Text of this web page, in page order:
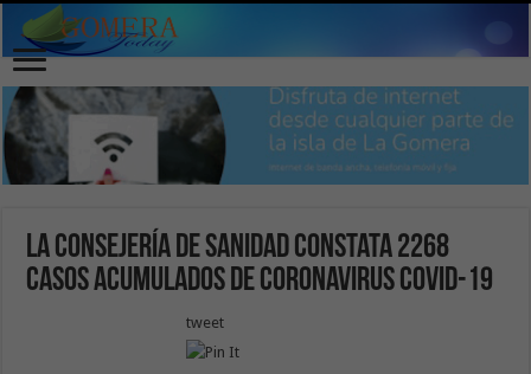
La Consejería de Sanidad constata 2268
casos acumulados de coronavirus COVID-19
tweet